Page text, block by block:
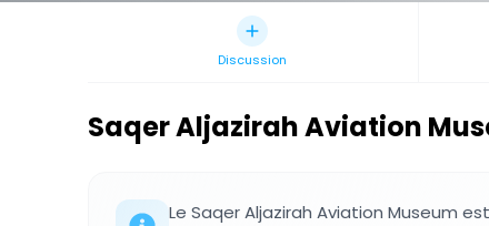
Discussion
Saqer Aljazirah Aviation
Le Saqer Aljazirah Aviation Museum